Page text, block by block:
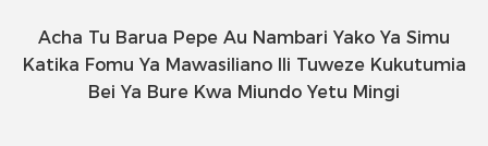
Acha Tu Barua Pepe Au Nambari Yako Ya Simu
Katika Fomu Ya Mawasiliano Ili Tuweze Kukutumia
Bei Ya Bure Kwa Miundo Yetu Mingi